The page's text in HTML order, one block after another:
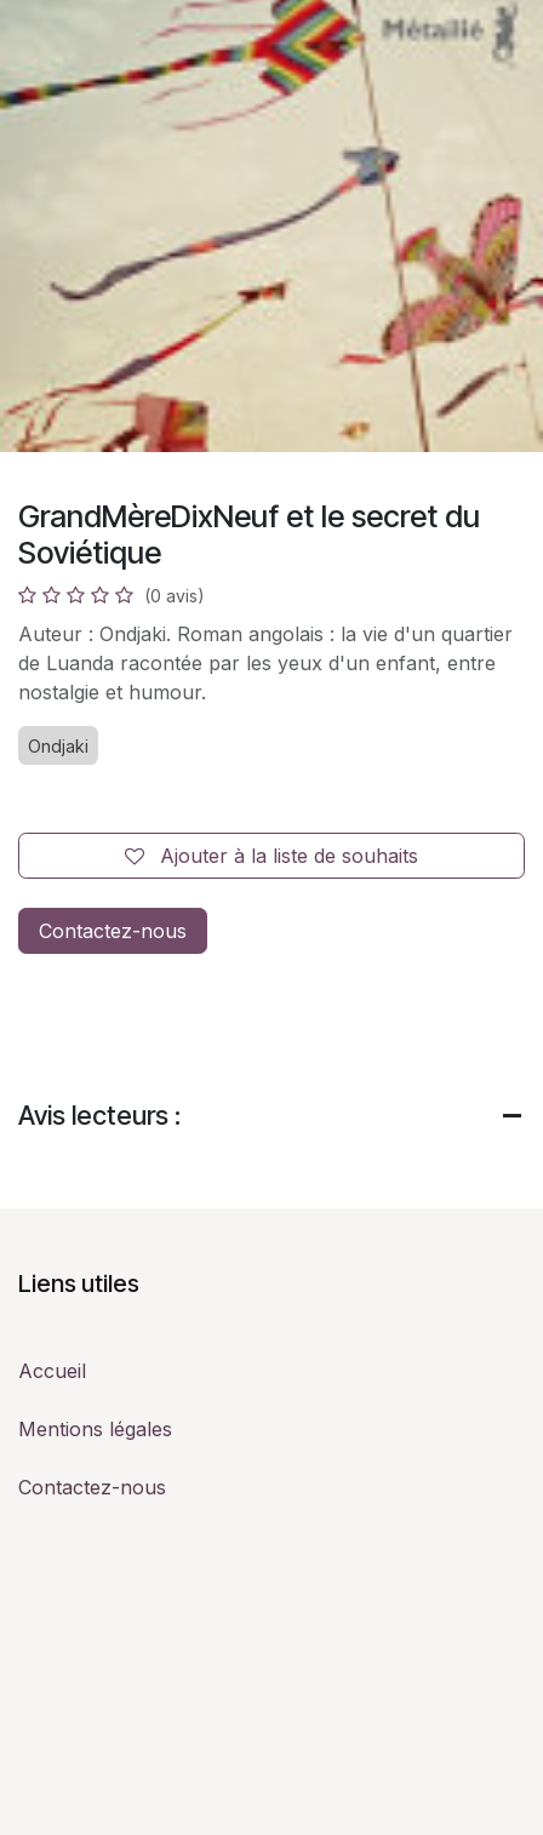
GrandMèreDixNeuf et le secret du
Soviétique
(0 avis)
Auteur : Ondjaki. Roman angolais : la vie d'un quartier
de Luanda racontée par les yeux d'un enfant, entre
nostalgie et humour.
Ondjaki
Ajouter à la liste de souhaits
Contactez-nous
Avis lecteurs :
Liens utiles
Accueil
Mentions légales
Contactez-nous